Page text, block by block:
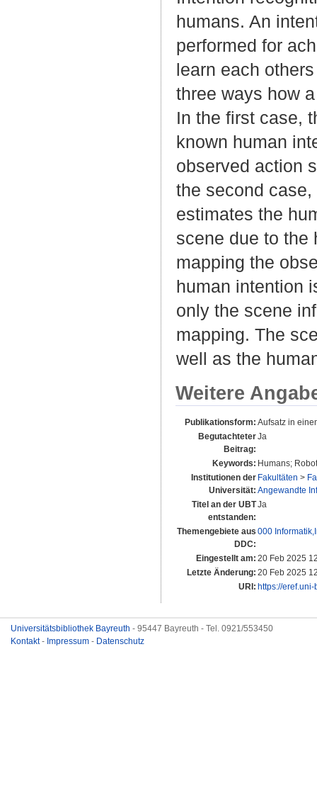
humans. An
performed for
learn each
three ways how
In the first case,
known human
observed action
the second
estimates the
scene due to the
mapping the
human intention
only the scene
mapping. The
well as the
Weitere
Publikationsform: Aufsatz in
Begutachteter
Beitrag:
Ja
Keywords: Humans;
Institutionen der
Universität:
Fakultäten >
Angewandte
Titel an der UBT
entstanden:
Ja
Themengebiete aus
DDC:
000
Eingestellt am: 20 Feb 2025
Letzte Änderung: 20 Feb 2025
URI: https://
Universitätsbibliothek Bayreuth - 95447 Bayreuth - Tel. 0921/553450
Kontakt- Impressum - Datenschutz